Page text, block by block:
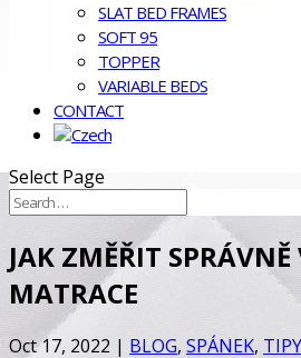
SLAT BED FRAMES
SOFT 95
TOPPER
VARIABLE BEDS
CONTACT
Select Page
JAK ZMĚŘIT SPRÁVNĚ
MATRACE
Oct 17, 2022 | BLOG, SPÁNEK, TIPY